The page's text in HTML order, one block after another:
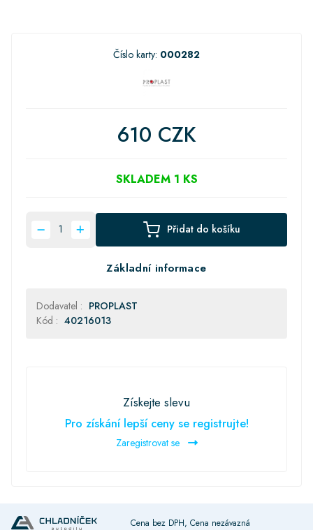
Číslo karty: 000282
610 CZK
SKLADEM 1 KS
Přidat do košíku
Základní informace
Dodavatel : PROPLAST
Kód : 40216013
Získejte slevu
Pro získání lepší ceny se registrujte!
Zaregistrovat se
Cena bez DPH, Cena nezávazná